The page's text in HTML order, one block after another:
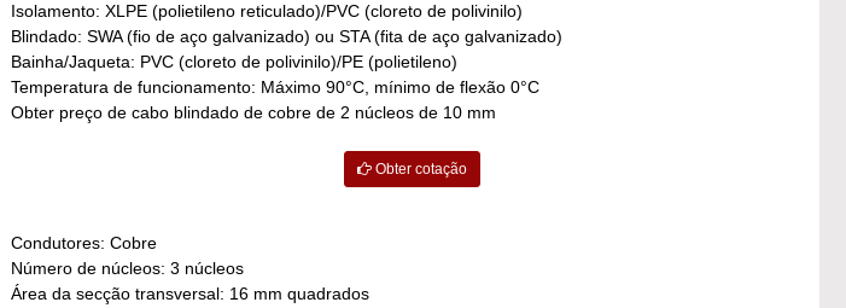
Isolamento: XLPE (polietileno reticulado)/PVC (cloreto de polivinilo)
Blindado: SWA (fio de aço galvanizado) ou STA (fita de aço galvanizado)
Bainha/Jaqueta: PVC (cloreto de polivinilo)/PE (polietileno)
Temperatura de funcionamento: Máximo 90°C, mínimo de flexão 0°C
Obter preço de cabo blindado de cobre de 2 núcleos de 10 mm
Obter cotação
Condutores: Cobre
Número de núcleos: 3 núcleos
Área da secção transversal: 16 mm quadrados